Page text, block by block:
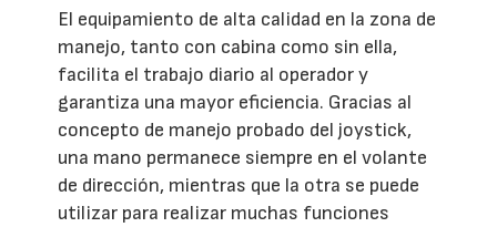
El equipamiento de alta calidad en la zona de
manejo, tanto con cabina como sin ella,
facilita el trabajo diario al operador y
garantiza una mayor eficiencia. Gracias al
concepto de manejo probado del joystick,
una mano permanece siempre en el volante
de dirección, mientras que la otra se puede
utilizar para realizar muchas funciones